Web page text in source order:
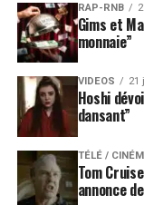
RAP-RNB
Gims et
monnaie”
VIDEOS 21
Hoshi
dansant”
TÉLÉ /
Tom
annonce